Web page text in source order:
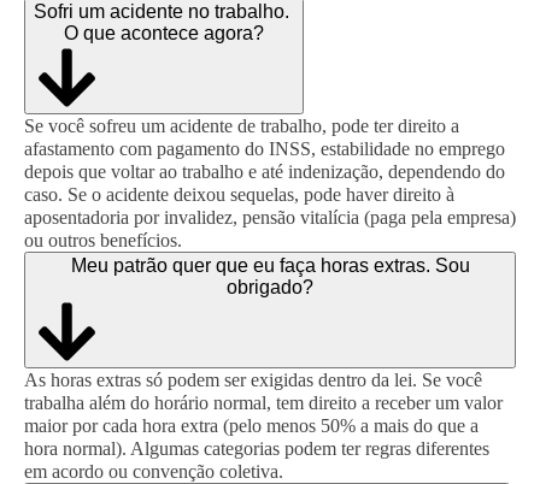
Sofri um acidente no trabalho.
O que acontece agora?
Se você sofreu um acidente de trabalho, pode ter direito a
afastamento com pagamento do INSS, estabilidade no emprego
depois que voltar ao trabalho e até indenização, dependendo do
caso. Se o acidente deixou sequelas, pode haver direito à
aposentadoria por invalidez, pensão vitalícia (paga pela empresa)
ou outros benefícios.
Meu patrão quer que eu faça horas extras. Sou
obrigado?
As horas extras só podem ser exigidas dentro da lei. Se você
trabalha além do horário normal, tem direito a receber um valor
maior por cada hora extra (pelo menos 50% a mais do que a
hora normal). Algumas categorias podem ter regras diferentes
em acordo ou convenção coletiva.